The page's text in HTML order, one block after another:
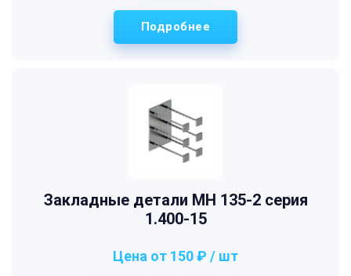
Подробнее
Закладные детали МН 135-2 серия
1.400-15
Цена от 150 ₽ / шт